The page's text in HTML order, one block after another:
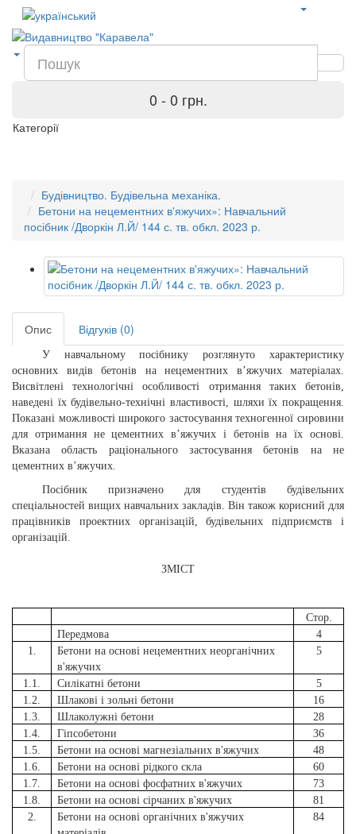
0 - 0 грн.
Категорії
Будівництво. Будівельна механіка.
Бетони на нецементних в'яжучих»: Навчальний
посібник /Дворкін Л.Й/ 144 с. тв. обкл. 2023 р.
Опис Відгуків (0)
У навчальному посібнику розглянуто характеристику
основних видів бетонів на нецементних в’яжучих матеріалах.
Висвітлені технологічні особливості отримання таких бетонів,
наведені їх будівельно-технічні властивості, шляхи їх покращення.
Показані можливості широкого застосування техногенної сировини
для отримання не цементних в’яжучих і бетонів на їх основі.
Вказана область раціонального застосування бетонів на не
цементних в’яжучих.
Посібник призначено для студентів будівельних
спеціальностей вищих навчальних закладів. Він також корисний для
працівників проектних організацій, будівельних підприємств і
організацій.
ЗМІСТ
Стор.
Передмова
4
1.
Бетони на основі нецементних неорганічних
в'яжучих
5
1.1. Силікатні бетони
5
1.2.
Шлакові і зольні бетони
16
1.3.
Шлаколужні бетони
28
1.4.
Гіпсобетони
36
1.5.
Бетони на основі магнезіальних в'яжучих
48
1.6.
Бетони на основі рідкого скла
60
1.7.
Бетони на основі фосфатних в'яжучих
73
1.8.
Бетони на основі сірчаних в'яжучих
81
2.
Бетони на основі органічних в'яжучих
84